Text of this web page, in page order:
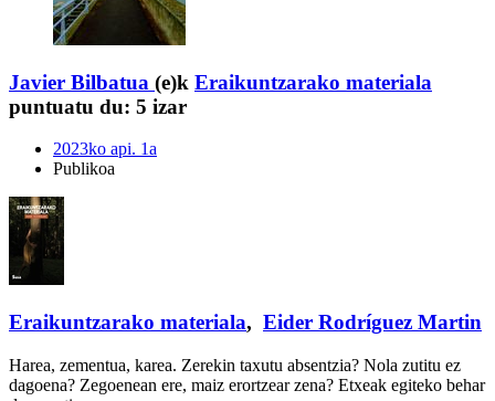
Javier Bilbatua (e)k Eraikuntzarako materiala
puntuatu du: 5 izar
2023ko api. 1a
Publikoa
Eraikuntzarako materiala, Eider Rodríguez Martin
Harea, zementua, karea. Zerekin taxutu absentzia? Nola zutitu ez
dagoena? Zegoenean ere, maiz erortzear zena? Etxeak egiteko behar